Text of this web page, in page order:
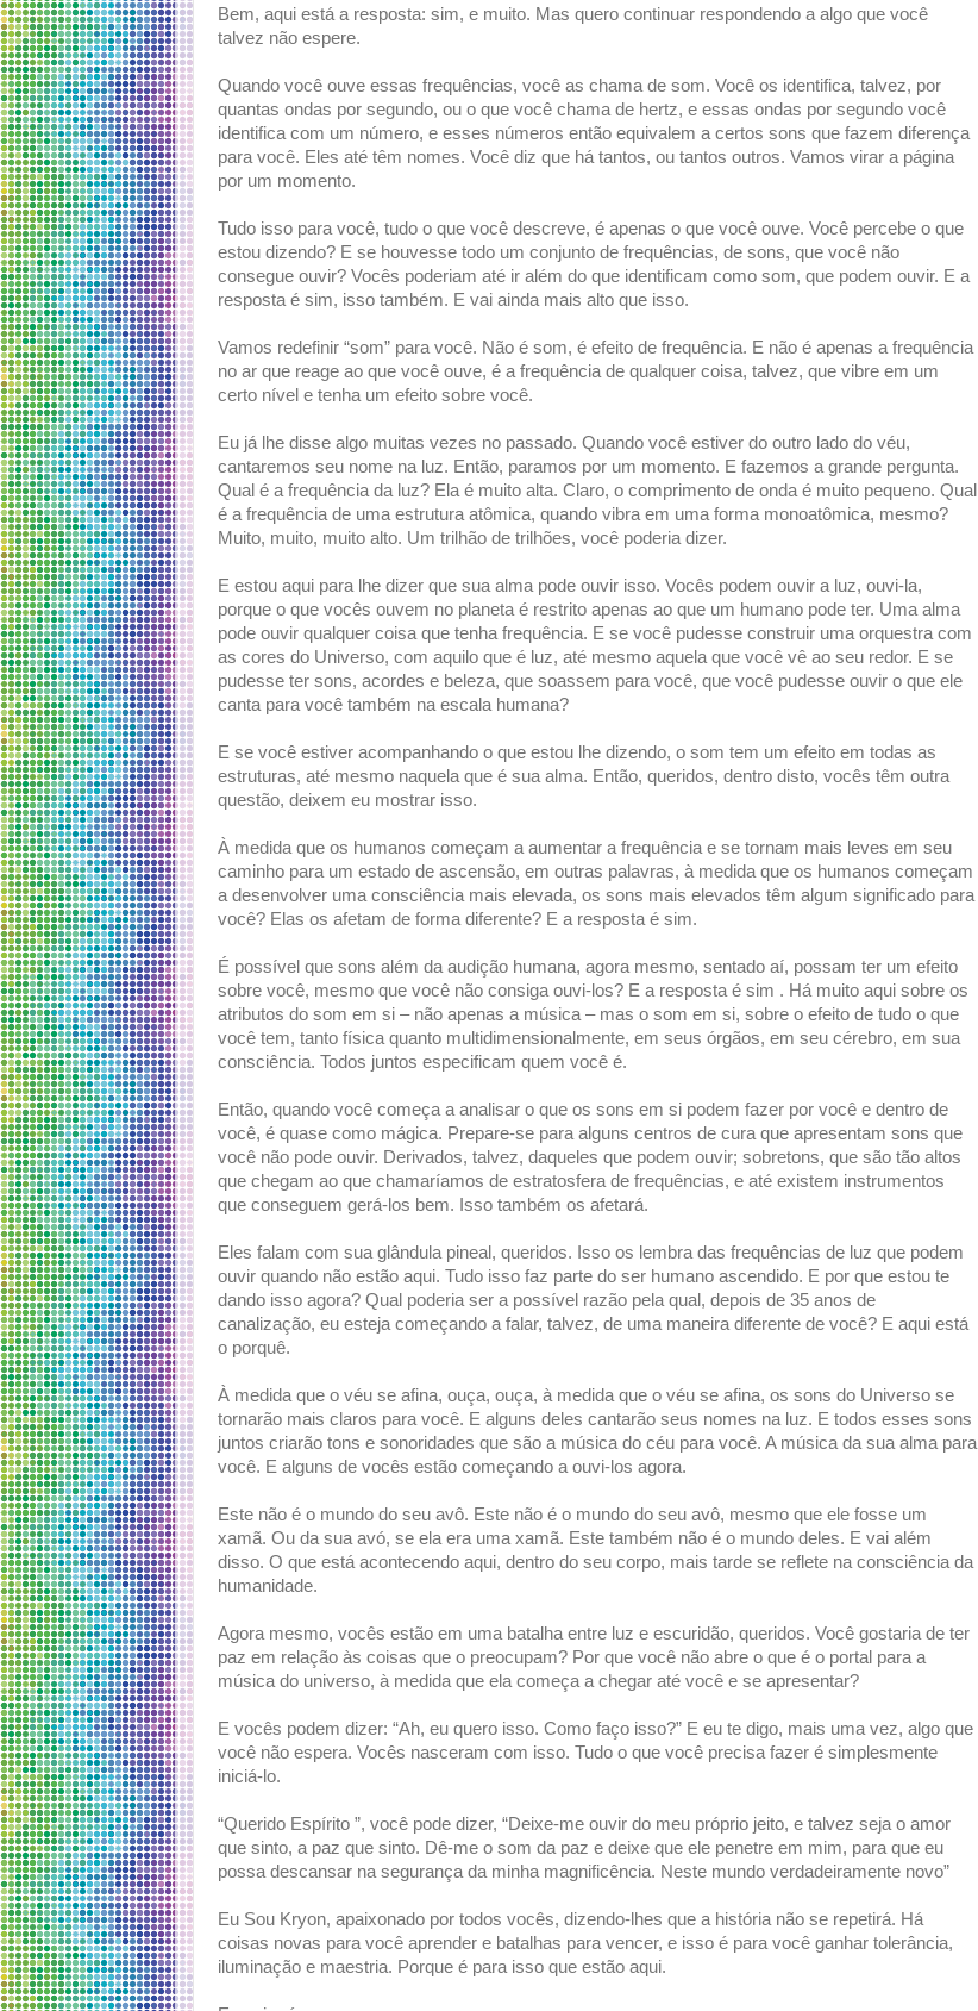
Bem, aqui está a resposta: sim, e muito. Mas quero continuar respondendo a algo que você
talvez não espere.
Quando você ouve essas frequências, você as chama de som. Você os identifica, talvez, por
quantas ondas por segundo, ou o que você chama de hertz, e essas ondas por segundo você
identifica com um número, e esses números então equivalem a certos sons que fazem diferença
para você. Eles até têm nomes. Você diz que há tantos, ou tantos outros. Vamos virar a página
por um momento.
Tudo isso para você, tudo o que você descreve, é apenas o que você ouve. Você percebe o que
estou dizendo? E se houvesse todo um conjunto de frequências, de sons, que você não
consegue ouvir? Vocês poderiam até ir além do que identificam como som, que podem ouvir. E a
resposta é sim, isso também. E vai ainda mais alto que isso.
Vamos redefinir “som” para você. Não é som, é efeito de frequência. E não é apenas a frequência
no ar que reage ao que você ouve, é a frequência de qualquer coisa, talvez, que vibre em um
certo nível e tenha um efeito sobre você.
Eu já lhe disse algo muitas vezes no passado. Quando você estiver do outro lado do véu,
cantaremos seu nome na luz. Então, paramos por um momento. E fazemos a grande pergunta.
Qual é a frequência da luz? Ela é muito alta. Claro, o comprimento de onda é muito pequeno. Qual
é a frequência de uma estrutura atômica, quando vibra em uma forma monoatômica, mesmo?
Muito, muito, muito alto. Um trilhão de trilhões, você poderia dizer.
E estou aqui para lhe dizer que sua alma pode ouvir isso. Vocês podem ouvir a luz, ouvi-la,
porque o que vocês ouvem no planeta é restrito apenas ao que um humano pode ter. Uma alma
pode ouvir qualquer coisa que tenha frequência. E se você pudesse construir uma orquestra com
as cores do Universo, com aquilo que é luz, até mesmo aquela que você vê ao seu redor. E se
pudesse ter sons, acordes e beleza, que soassem para você, que você pudesse ouvir o que ele
canta para você também na escala humana?
E se você estiver acompanhando o que estou lhe dizendo, o som tem um efeito em todas as
estruturas, até mesmo naquela que é sua alma. Então, queridos, dentro disto, vocês têm outra
questão, deixem eu mostrar isso.
À medida que os humanos começam a aumentar a frequência e se tornam mais leves em seu
caminho para um estado de ascensão, em outras palavras, à medida que os humanos começam
a desenvolver uma consciência mais elevada, os sons mais elevados têm algum significado para
você? Elas os afetam de forma diferente? E a resposta é sim.
É possível que sons além da audição humana, agora mesmo, sentado aí, possam ter um efeito
sobre você, mesmo que você não consiga ouvi-los? E a resposta é sim . Há muito aqui sobre os
atributos do som em si – não apenas a música – mas o som em si, sobre o efeito de tudo o que
você tem, tanto física quanto multidimensionalmente, em seus órgãos, em seu cérebro, em sua
consciência. Todos juntos especificam quem você é.
Então, quando você começa a analisar o que os sons em si podem fazer por você e dentro de
você, é quase como mágica. Prepare-se para alguns centros de cura que apresentam sons que
você não pode ouvir. Derivados, talvez, daqueles que podem ouvir; sobretons, que são tão altos
que chegam ao que chamaríamos de estratosfera de frequências, e até existem instrumentos
que conseguem gerá-los bem. Isso também os afetará.
Eles falam com sua glândula pineal, queridos. Isso os lembra das frequências de luz que podem
ouvir quando não estão aqui. Tudo isso faz parte do ser humano ascendido. E por que estou te
dando isso agora? Qual poderia ser a possível razão pela qual, depois de 35 anos de
canalização, eu esteja começando a falar, talvez, de uma maneira diferente de você? E aqui está
o porquê.
À medida que o véu se afina, ouça, ouça, à medida que o véu se afina, os sons do Universo se
tornarão mais claros para você. E alguns deles cantarão seus nomes na luz. E todos esses sons
juntos criarão tons e sonoridades que são a música do céu para você. A música da sua alma para
você. E alguns de vocês estão começando a ouvi-los agora.
Este não é o mundo do seu avô. Este não é o mundo do seu avô, mesmo que ele fosse um
xamã. Ou da sua avó, se ela era uma xamã. Este também não é o mundo deles. E vai além
disso. O que está acontecendo aqui, dentro do seu corpo, mais tarde se reflete na consciência da
humanidade.
Agora mesmo, vocês estão em uma batalha entre luz e escuridão, queridos. Você gostaria de ter
paz em relação às coisas que o preocupam? Por que você não abre o que é o portal para a
música do universo, à medida que ela começa a chegar até você e se apresentar?
E vocês podem dizer: “Ah, eu quero isso. Como faço isso?” E eu te digo, mais uma vez, algo que
você não espera. Vocês nasceram com isso. Tudo o que você precisa fazer é simplesmente
iniciá-lo.
“Querido Espírito ”, você pode dizer, “Deixe-me ouvir do meu próprio jeito, e talvez seja o amor
que sinto, a paz que sinto. Dê-me o som da paz e deixe que ele penetre em mim, para que eu
possa descansar na segurança da minha magnificência. Neste mundo verdadeiramente novo”
Eu Sou Kryon, apaixonado por todos vocês, dizendo-lhes que a história não se repetirá. Há
coisas novas para você aprender e batalhas para vencer, e isso é para você ganhar tolerância,
iluminação e maestria. Porque é para isso que estão aqui.